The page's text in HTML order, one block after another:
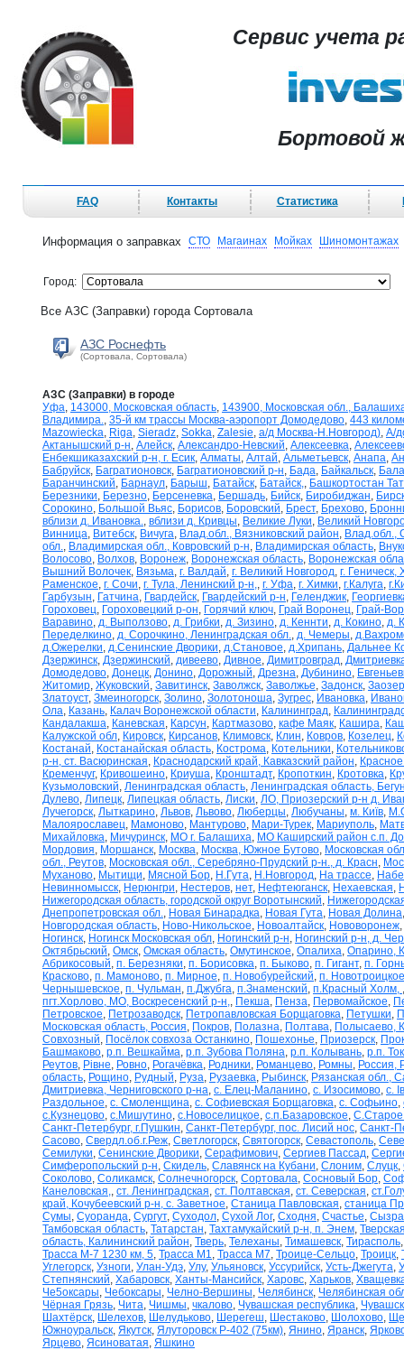
Сервис учета
Бортовой
FAQ Контакты Статистика
Информация о заправках СТО Магаинах Мойках Шиномонтажах
Город:
Все АЗС (Заправки) города Сортовала
АЗС Роснефть
(Сортовала, Сортовала)
АЗС (Заправки) в городе
Уфа, 143000, Московская область, 143900, Московская обл.,
Владимира., 35-й км трассы Москва-аэропорт Домодедово, 443
Mazowiecka, Riga, Sieradz, Sokka, Zalesie, а/д Москва-Н.Новгород), А/
Актанышский р-н, Алейск, Александро-Невский, Алексеевка,
Енбекшиказахский р-н, г. Есик, Алматы, Алтай, Альметьевск, Анапа,
Бабруйск, Багратионовск, Багратионовский р-н, Бада, Байкальск,
Баранчинский, Барнаул, Барыш, Батайск, Батайск,, Башкортостан
Березники, Березно, Берсеневка, Бершадь, Бийск, Биробиджан,
Сорокино, Большой Вьяс, Борисов, Боровский, Брест, Брехово,
вблизи д. Ивановка., вблизи д. Кривцы, Великие Луки, Великий
Винница, Витебск, Вичуга, Влад.обл., Вязниковский район, Влад.обл.,
обл., Владимирская обл., Ковровский р-н, Владимирская область,
Волосово, Волхов, Воронеж, Воронежская область, Воронежская
Вышний Волочек, Вязьма, г. Валдай, г. Великий Новгород, г. Геническ,
Раменское, г. Сочи, г. Тула, Ленинский р-н,, г. Уфа, г. Химки, г.Калуга,
Гарбузын, Гатчина, Гвардейск, Гвардейский р-н, Геленджик,
Гороховец, Гороховецкий р-он, Горячий ключ, Грай Воронец, Грай-
Варавино, д. Выползово, д. Грибки, д. Зизино, д. Кеннти, д. Кокино, д.
Переделкино, д. Сорочкино, Ленинградская обл., д. Чемеры,
д.Ожерелки, д.Сенинские Дворики, д.Становое, д.Хрипань, Дальнее
Дзержинск, Дзержинский, дивеево, Дивное, Димитровград,
Домодедово, Донецк, Донино, Дорожный, Дрезна, Дубинино,
Житомир, Жуковский, Завитинск, Заволжск, Заволжье, Задонск,
Златоуст, Змеиногорск, Золино, Золотоноша, Зугрес, Ивановка,
Ола, Казань, Калач Воронежской области, Калининград,
Кандалакша, Каневская, Карсун, Картмазово, кафе Маяк, Кашира,
Калужской обл, Кировск, Кирсанов, Климовск, Клин, Ковров, Козелец,
Костанай, Костанайская область, Кострома, Котельники,
р-н, ст. Васюринская, Краснодарский край, Кавказский район,
Кременчуг, Кривошеино, Криуша, Кронштадт, Кропоткин, Кротовка,
Кузьмоловский, Ленинградская область, Ленинградская область,
Дулево, Липецк, Липецкая область, Лиски, ЛО, Приозерский р-н д.
Лучегорск, Лыткарино, Львов, Львово, Люберцы, Любучаны, м. Київ,
Малоярославец, Мамоново, Мантурово, Мари-Турек, Мариуполь,
Михайловка, Мичуринск, МО г. Балашиха, МО Каширский район с.п.
Мордовия, Моршанск, Москва, Москва, Южное Бутово, Московская
обл., Реутов, Московская обл., Серебряно-Прудский р-н., д. Красн,
Муханово, Мытищи, Мясной Бор, Н.Гута, Н.Новгород, На трассе,
Невинномысск, Нерюнгри, Нестеров, нет, Нефтеюганск, Нехаевская,
Нижегородская область, городской округ Воротынский,
Днепропетровская обл., Новая Бинарадка, Новая Гута, Новая Долина
Новгородская область, Ново-Никольское, Новоалтайск, Нововоронеж,
Ногинск, Ногинск Московская обл, Ногинский р-н, Ногинский р-н, д.
Октябрьский, Омск, Омская область, Омутинское, Опалиха, Опарино,
Абрикосовый, п. Березняки, п. Борисовка, п. Быково, п. Гигант, п.
Красково, п. Мамоново, п. Мирное, п. Новобурейский, п.
Чернышевское, п. Чульман, п.Джубга, п.Знаменский, п.Красный Холм,
пгт.Хорлово, МО, Воскресенский р-н,, Пекша, Пенза, Первомайское,
Петровское, Петрозаводск, Петропавловская Борщаговка, Петушки,
Московская область, Россия, Покров, Полазна, Полтава, Полысаево,
Совхозный, Посёлок совхоза Останкино, Пошехонье, Приозерск,
Башмаково, р.п. Вешкайма, р.п. Зубова Поляна, р.п. Колывань, р.п.
Реутов, Рівне, Ровно, Рогачёвка, Родники, Романцево, Ромны, Россия,
область, Рощино, Рудный, Руза, Рузаевка, Рыбинск, Рязанская обл.,
Дмитриевка, Черниговского р-на, с. Елец-Маланино, с. Изосимово, с.
Раздольное, с. Смоленщина, с. Софиевская Борщаговка, с. Софьино,
с.Кузнецово, с.Мишутино, с.Новоселицкое, с.п.Базаровское,
Санкт-Петербург, г.Пушкин, Санкт-Петербург, пос. Лисий нос, Санкт-
Сасово, Свердл.об.г.Реж, Светлогорск, Святогорск, Севастополь,
Семилуки, Сенинские Дворики, Серафимович, Сергиев Пассад,
Симферопольский р-н, Скидель, Славянск на Кубани, Слоним, Слуцк,
Соколово, Соликамск, Солнечногорск, Сортовала, Сосновый Бор,
Канеловская,, ст. Ленинградская, ст. Полтавская, ст. Северская,
край, Кочубеевский р-н, с. Заветное, Станица Павловская, станица
Сумы, Суоранда, Сургут, Суходол, Сухой Лог, Сходня, Счастье,
Тамбовская область, Татарстан, Тахтамукайский р-н, п. Энем,
область, Калининский район, Тверь, Телеханы, Тимашевск, Тирасполь
Трасса М-7 1230 км, 5, Трасса М1, Трасса М7, Троице-Сельцо, Троицк,
Углегорск, Узноги, Улан-Удэ, Улу, Ульяновск, Уссурийск, Усть-Джегута,
Степнянский, Хабаровск, Ханты-Мансийск, Харовс, Харьков,
Че5оксары, Чебоксары, Челно-Вершины, Челябинск, Челябинская
Чёрная Грязь, Чита, Чишмы, чкалово, Чувашская республика,
Шахтёрск, Шелехов, Шелудьково, Шерегеш, Шестаково, Шолохово,
Южноуральск, Якутск, Ялуторовск Р-402 (75км), Янино, Яранск,
Ярцево, Ясиноватая, Яшкино